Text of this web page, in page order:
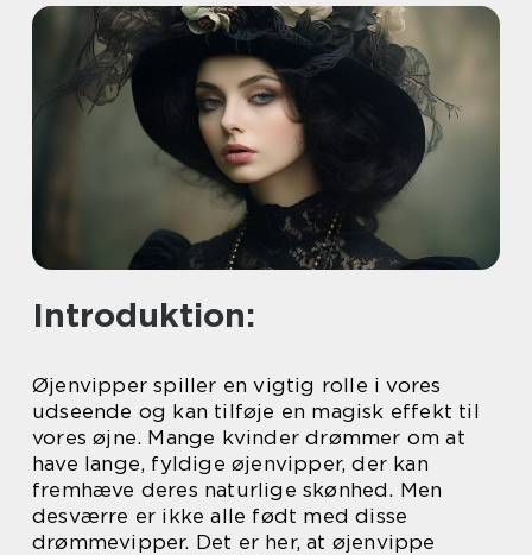
Introduktion:
Øjenvipper spiller en vigtig rolle i vores
udseende og kan tilføje en magisk effekt til
vores øjne. Mange kvinder drømmer om at
have lange, fyldige øjenvipper, der kan
fremhæve deres naturlige skønhed. Men
desværre er ikke alle født med disse
drømmevipper. Det er her, at øjenvippe